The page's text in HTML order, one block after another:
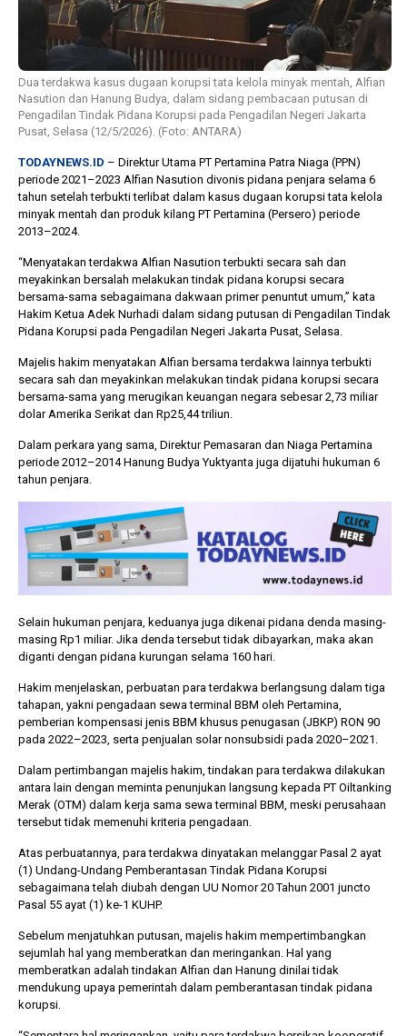
Dua terdakwa kasus dugaan korupsi tata kelola minyak mentah, Alfian
Nasution dan Hanung Budya, dalam sidang pembacaan putusan di
Pengadilan Tindak Pidana Korupsi pada Pengadilan Negeri Jakarta
Pusat, Selasa (12/5/2026). (Foto: ANTARA)
TODAYNEWS.ID – Direktur Utama PT Pertamina Patra Niaga (PPN)
periode 2021–2023 Alfian Nasution divonis pidana penjara selama 6
tahun setelah terbukti terlibat dalam kasus dugaan korupsi tata kelola
minyak mentah dan produk kilang PT Pertamina (Persero) periode
2013–2024.
“Menyatakan terdakwa Alfian Nasution terbukti secara sah dan
meyakinkan bersalah melakukan tindak pidana korupsi secara
bersama-sama sebagaimana dakwaan primer penuntut umum,” kata
Hakim Ketua Adek Nurhadi dalam sidang putusan di Pengadilan Tindak
Pidana Korupsi pada Pengadilan Negeri Jakarta Pusat, Selasa.
Majelis hakim menyatakan Alfian bersama terdakwa lainnya terbukti
secara sah dan meyakinkan melakukan tindak pidana korupsi secara
bersama-sama yang merugikan keuangan negara sebesar 2,73 miliar
dolar Amerika Serikat dan Rp25,44 triliun.
Dalam perkara yang sama, Direktur Pemasaran dan Niaga Pertamina
periode 2012–2014 Hanung Budya Yuktyanta juga dijatuhi hukuman 6
tahun penjara.
Selain hukuman penjara, keduanya juga dikenai pidana denda masing-
masing Rp1 miliar. Jika denda tersebut tidak dibayarkan, maka akan
diganti dengan pidana kurungan selama 160 hari.
Hakim menjelaskan, perbuatan para terdakwa berlangsung dalam tiga
tahapan, yakni pengadaan sewa terminal BBM oleh Pertamina,
pemberian kompensasi jenis BBM khusus penugasan (JBKP) RON 90
pada 2022–2023, serta penjualan solar nonsubsidi pada 2020–2021.
Dalam pertimbangan majelis hakim, tindakan para terdakwa dilakukan
antara lain dengan meminta penunjukan langsung kepada PT Oiltanking
Merak (OTM) dalam kerja sama sewa terminal BBM, meski perusahaan
tersebut tidak memenuhi kriteria pengadaan.
Atas perbuatannya, para terdakwa dinyatakan melanggar Pasal 2 ayat
(1) Undang-Undang Pemberantasan Tindak Pidana Korupsi
sebagaimana telah diubah dengan UU Nomor 20 Tahun 2001 juncto
Pasal 55 ayat (1) ke-1 KUHP.
Sebelum menjatuhkan putusan, majelis hakim mempertimbangkan
sejumlah hal yang memberatkan dan meringankan. Hal yang
memberatkan adalah tindakan Alfian dan Hanung dinilai tidak
mendukung upaya pemerintah dalam pemberantasan tindak pidana
korupsi.